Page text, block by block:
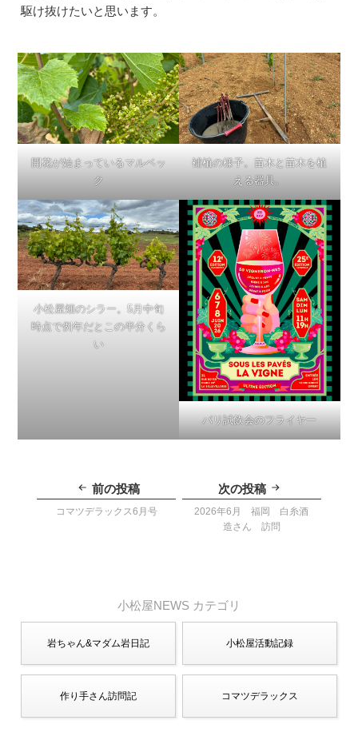
駆け抜けたいと思います。
開花が始まっているマルベッ
ク
補植の様子。苗木と苗木を植
える器具。
小松屋畑のシラー。5月中旬
時点で例年だとこの半分くら
い
パリ試飲会のフライヤー
前の投稿
コマツデラックス6月号
次の投稿
2026年6月 福岡 白糸酒
造さん 訪問
小松屋NEWS カテゴリ
岩ちゃん&マダム岩日記 小松屋活動記録
作り手さん訪問記 コマツデラックス